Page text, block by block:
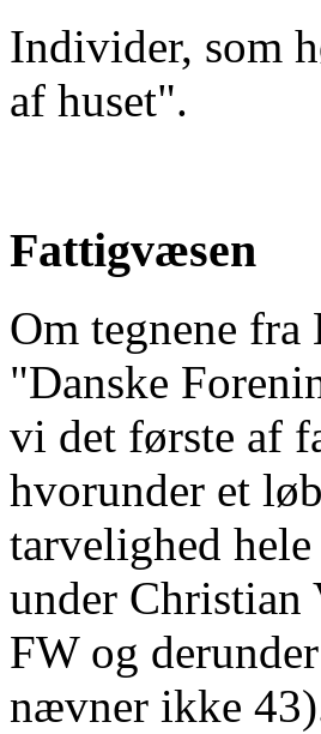
Individer, som
af huset".
Fattigvæsen
Om tegnene
"Danske
vi det første af
hvorunder et
tarvelighed
under Christian
FW og
nævner ikke